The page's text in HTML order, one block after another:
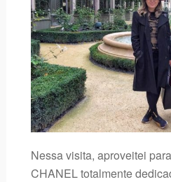
Nessa visita, aproveitei
CHANEL totalmente